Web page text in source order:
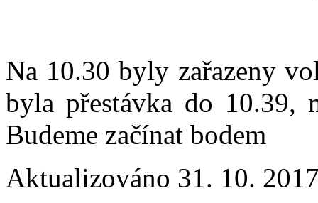
Na 10.30 byly zařazeny
byla přestávka do 10.39,
Budeme začínat bodem
Aktualizováno 31. 10.